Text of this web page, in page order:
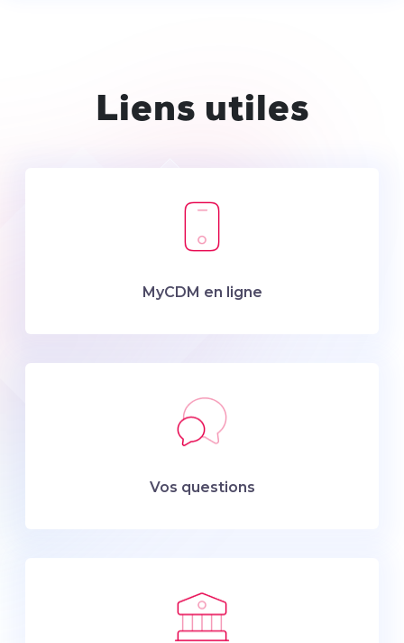
Liens utiles
MyCDM en ligne
Vos questions